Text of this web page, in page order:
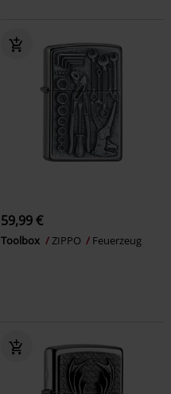
59,99 €
Toolbox ZIPPO Feuerzeug